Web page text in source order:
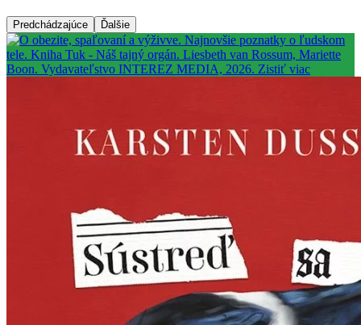
Predchádzajúce Ďalšie